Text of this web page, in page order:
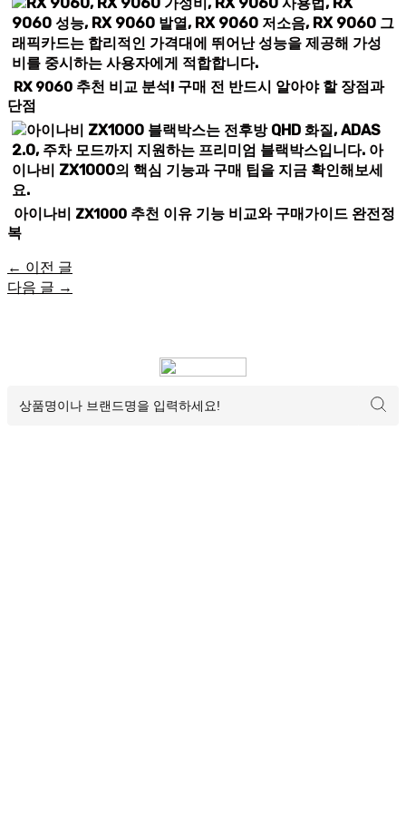
RX 9060 추천 비교 분석! 구매 전 반드시 알아야 할 장점과
단점
아이나비 ZX1000 추천 이유 기능 비교와 구매가이드 완전정
복
← 이전 글
다음 글 →